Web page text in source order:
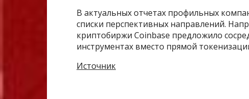
В актуальных отчетах профильных
списки перспективных направлений.
криптобиржи Coinbase предложило
инструментах вместо прямой
Источник